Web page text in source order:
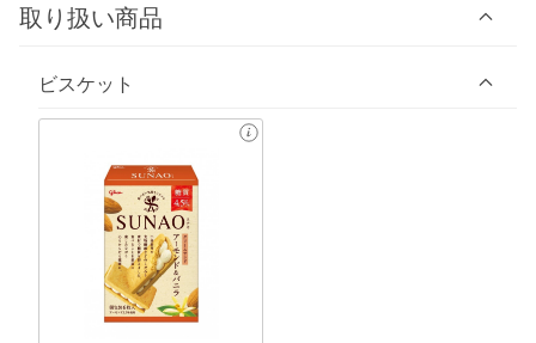
取り扱い商品
ビスケット